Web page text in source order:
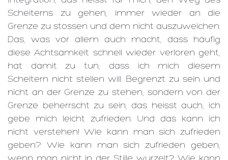
Scheiterns zu gehen, immer wieder an die
Grenze zu stossen und dem nicht auszuweichen.
Das, was vor allem auch macht, dass häufig
diese Achtsamkeit schnell wieder verloren geht,
hat damit zu tun, dass ich mich diesem
Scheitern nicht stellen will. Begrenzt zu sein und
nicht an der Grenze zu stehen, sondern von der
Grenze beherrscht zu sein, das heisst auch, ich
gebe mich leicht zufrieden. Und das kann ich
nicht verstehen! Wie kann man sich zufrieden
geben? Wie kann man sich zufrieden geben,